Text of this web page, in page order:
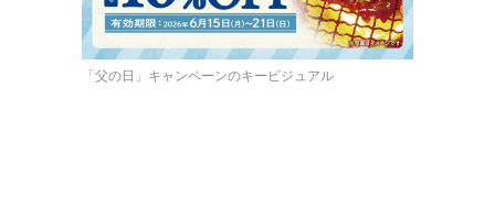
「父の日」キャンペーンのキービジュアル